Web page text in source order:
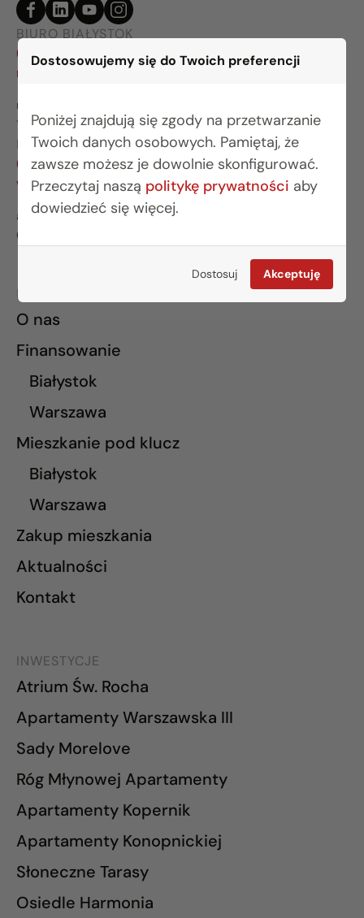
Dostosowujemy się do Twoich preferencji
Poniżej znajdują się zgody na przetwarzanie
Twoich danych osobowych. Pamiętaj, że
zawsze możesz je dowolnie skonfigurować.
Przeczytaj naszą politykę prywatności aby
dowiedzieć się więcej.
Dostosuj Akceptuję
BIURO BIAŁYSTOK
(85) 749 99 09
mieszkania@rogowskidevelopment.pl
ul. Legionowa 28 lok. 202
15-281 Białystok
BIURO WARSZAWA
(22) 642 03 55
warszawa@rogowskidevelopment.pl
al. Wilanowska 67E lok. U5
02-765 Warszawa
INFORMACJE
O nas
Finansowanie
Białystok
Warszawa
Mieszkanie pod klucz
Białystok
Warszawa
Zakup mieszkania
Aktualności
Kontakt
INWESTYCJE
Atrium Św. Rocha
Apartamenty Warszawska III
Sady Morelove
Róg Młynowej Apartamenty
Apartamenty Kopernik
Apartamenty Konopnickiej
Słoneczne Tarasy
Osiedle Harmonia